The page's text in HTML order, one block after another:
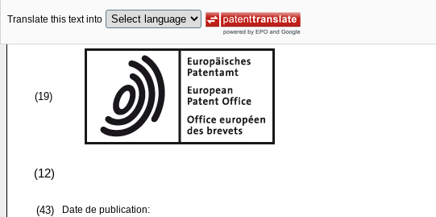
Translate this text into
(19)
(12)
(43)
Date de publication: